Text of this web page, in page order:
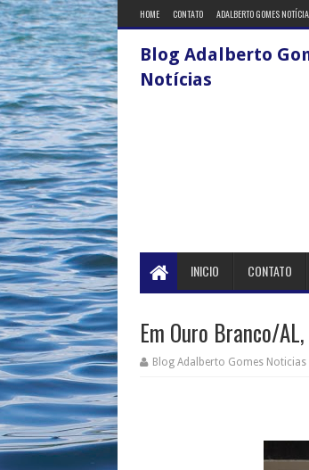
HOME CONTATO ADALBERTO GOMES
Blog Adalberto
Notícias
INICIO CONTATO
Em Ouro Branco/
Blog Adalberto Gomes Noticias